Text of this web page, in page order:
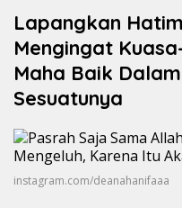
Lapangkan
Mengingat
Maha Baik
Sesuatunya
instagram.com/deanahanifaaa